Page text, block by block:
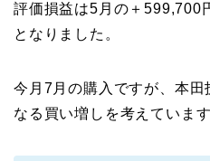
評価損益は5月の＋599,700
となりました。
今月7月の購入ですが、本
なる買い増しを考えています